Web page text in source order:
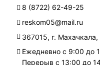
8 (8722) 62-49-25
reskom05@mail.ru
367015, г.
Ежедневно с 9:00 до
Перерыв с 13:00 до